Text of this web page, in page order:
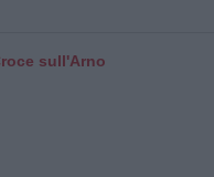
sull'Arno